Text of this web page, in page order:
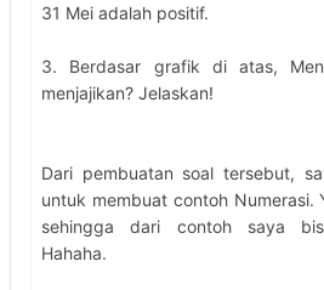
31 Mei adalah positif.
3. Berdasar grafik di atas,
menjajikan? Jelaskan!
Dari pembuatan soal tersebut,
untuk membuat contoh Numerasi.
sehingga dari contoh saya
Hahaha.